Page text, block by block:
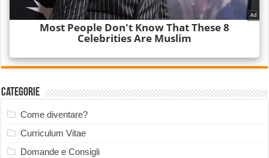
Categorie
Come diventare?
Curriculum Vitae
Domande e Consigli